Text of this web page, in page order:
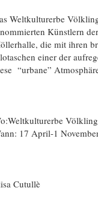
Weltkulturerbe
Künstlern
die mit ihren
einer der
“urbane”
17 April-1
Cutullè